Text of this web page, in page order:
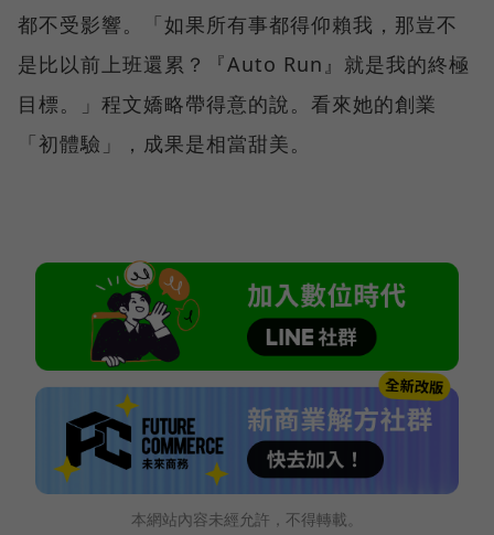
都不受影響。「如果所有事都得仰賴我，那豈不
是比以前上班還累？『Auto Run』就是我的終極
目標。」程文嬌略帶得意的說。看來她的創業
「初體驗」，成果是相當甜美。
本網站內容未經允許，不得轉載。